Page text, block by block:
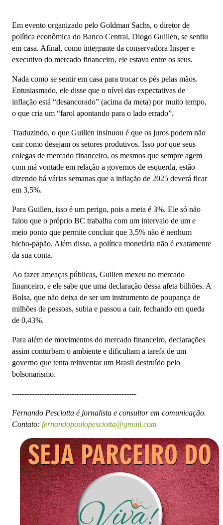
Em evento organizado pelo Goldman Sachs, o diretor de
política econômica do Banco Central, Diogo Guillen, se sentiu
em casa. Afinal, como integrante da conservadora Insper e
executivo do mercado financeiro, ele estava entre os seus.
Nada como se sentir em casa para trocar os pés pelas mãos.
Entusiasmado, ele disse que o nível das expectativas de
inflação está “desancorado” (acima da meta) por muito tempo,
o que cria um “farol apontando para o lado errado”.
Traduzindo, o que Guillen insinuou é que os juros podem não
cair como desejam os setores produtivos. Isso por que seus
colegas de mercado financeiro, os mesmos que sempre agem
com má vontade em relação a governos de esquerda, estão
dizendo há várias semanas que a inflação de 2025 deverá ficar
em 3,5%.
Para Guillen, isso é um perigo, pois a meta é 3%. Ele só não
falou que o próprio BC trabalha com um intervalo de um e
meio ponto que permite concluir que 3,5% não é nenhum
bicho-papão. Além disso, a política monetária não é exatamente
da sua conta.
Ao fazer ameaças públicas, Guillen mexeu no mercado
financeiro, e ele sabe que uma declaração dessa afeta bilhões. A
Bolsa, que não deixa de ser um instrumento de poupança de
milhões de pessoas, subia e passou a cair, fechando em queda
de 0,43%.
Para além de movimentos do mercado financeiro, declarações
assim conturbam o ambiente e dificultam a tarefa de um
governo que tenta reinventar um Brasil destruído pelo
bolsonarismo.
--------------------------------------------------
Fernando Pesciotta é jornalista e consultor em comunicação.
Contato: fernandopaulopesciotta@gmail.com